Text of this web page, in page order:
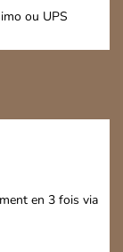
ou UPS
en 3 fois via